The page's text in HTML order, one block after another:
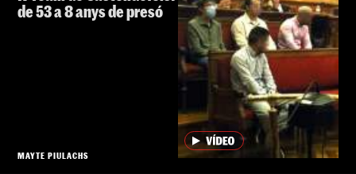
de 53 a 8 anys de presó
MAYTE PIULACHS